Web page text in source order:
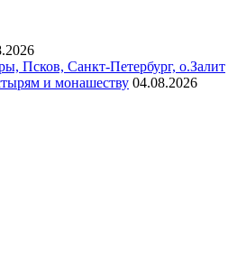
Псков, Санкт-Петербург, о.Залит
и монашеству 04.08.2026